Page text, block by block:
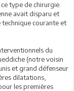
type de chirurgie.
avait disparu et
technique courante et
du
(notre voisin
et grand défenseur
dilatations,
les premières